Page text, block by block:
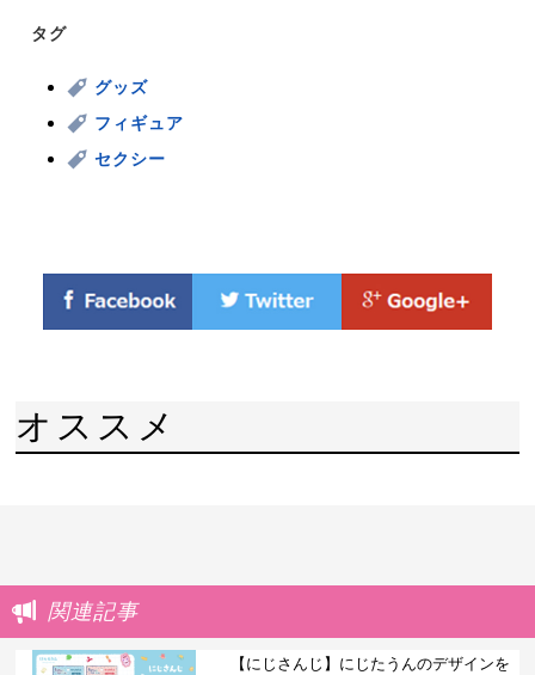
タグ
グッズ
フィギュア
セクシー
オススメ
関連記事
【にじさんじ】にじたうんのデザインを